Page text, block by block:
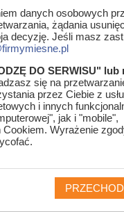
danych osobowych
żądania
decyzję. Jeśli masz
DO SERWISU"
się na
przez Ciebie z
i innych
jak i "mobile",
Wyrażenie